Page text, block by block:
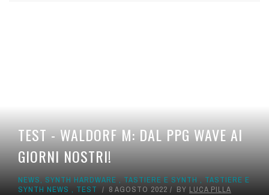
TEST - WALDORF M: DAL PPG WAVE AI
GIORNI NOSTRI!
NEWS, SYNTH HARDWARE , TASTIERE E SYNTH , TASTIERE E
SYNTH NEWS , TEST 8 AGOSTO 2022 BY LUCA PILLA